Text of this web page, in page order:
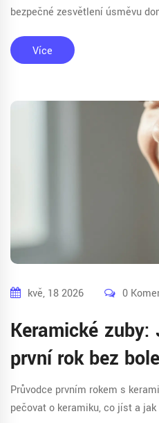
bezpečné zesvětlení úsměvu
Více
kvě, 18 2026 0
Keramické
první rok bez
Průvodce prvním rokem s
pečovat o keramiku, co jíst a